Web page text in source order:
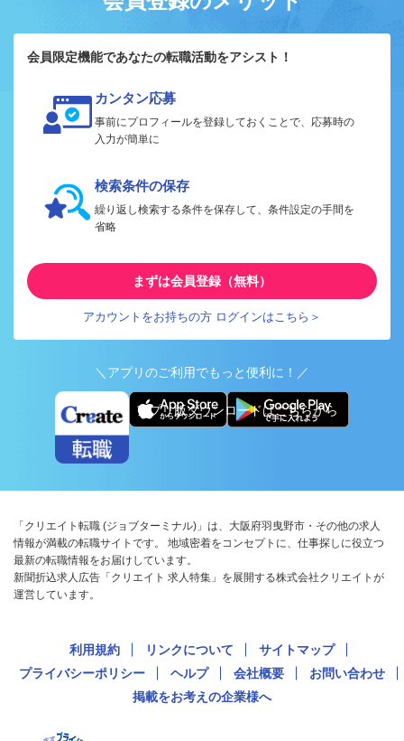
会員限定機能であなたの転職活動をアシスト！
カンタン応募
事前にプロフィールを登録しておくことで、応募時の
入力が簡単に
検索条件の保存
繰り返し検索する条件を保存して、条件設定の手間を
省略
まずは会員登録（無料）
アカウントをお持ちの方 ログインはこちら＞
＼アプリのご利用でもっと便利に！／
アプリ版ダウンロードはこちらから
「クリエイト転職 (ジョブターミナル)」は、大阪府羽曳野市・その他の求人
情報が満載の転職サイトです。 地域密着をコンセプトに、仕事探しに役立つ
最新の転職情報をお届けしています。
新聞折込求人広告「クリエイト 求人特集」を展開する株式会社クリエイトが
運営しています。
利用規約 リンクについて
サイトマップ
プライバシーポリシー
ヘルプ 会社概要
お問い合わせ
掲載をお考えの企業様へ